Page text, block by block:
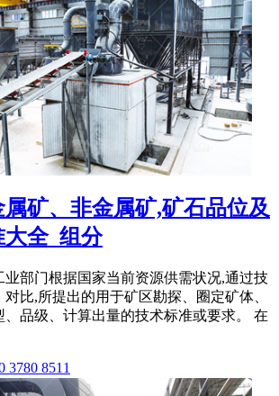
属矿、非金属矿,矿石品位及
大全_组分
业部门根据国家当前资源供需状况,通过技
比,所提出的用于矿区勘探、圈定矿体、
、品级、计算出量的技术标准或要求。 在
3780 8511